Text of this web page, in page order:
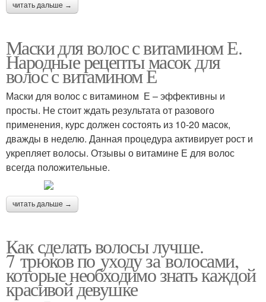
читать дальше →
Маски для волос с витамином Е.
Народные рецепты масок для
волос с витамином Е
Маски для волос с витамином Е – эффективны и
просты. Не стоит ждать результата от разового
применения, курс должен состоять из 10-20 масок,
дважды в неделю. Данная процедура активирует рост и
укрепляет волосы. Отзывы о витамине Е для волос
всегда положительные.
читать дальше →
Как сделать волосы лучше.
7 трюков по уходу за волосами,
которые необходимо знать каждой
красивой девушке